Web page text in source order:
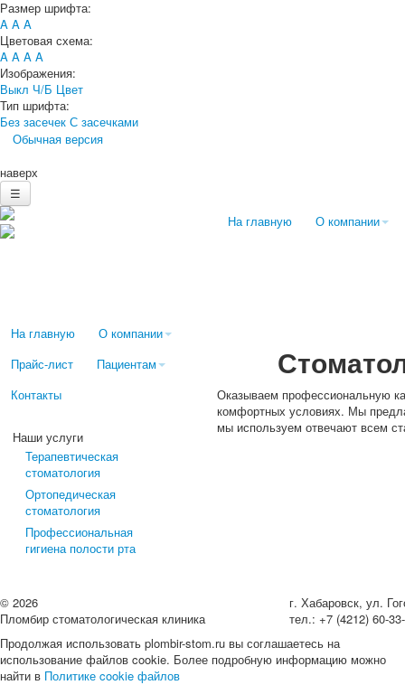
Размер шрифта:
A A A
Цветовая схема:
A A A A
Изображения:
Выкл Ч/Б Цвет
Тип шрифта:
Без засечек С засечками
Обычная версия
наверх
☰
На главную
О компании
На главную
О компании
Прайс-лист
Пациентам
Контакты
Наши услуги
Терапевтическая
стоматология
Ортопедическая
стоматология
Профессиональная
гигиена полости рта
Оказываем профессиональную
комфортных условиях. Мы
мы используем отвечают всем
© 2026
Пломбир стоматологическая клиника
г. Хабаровск, ул.
тел.: +7 (4212) 60-
Продолжая использовать plombir-stom.ru вы соглашаетесь на
использование файлов cookie. Более подробную информацию можно
найти в Политике cookie файлов